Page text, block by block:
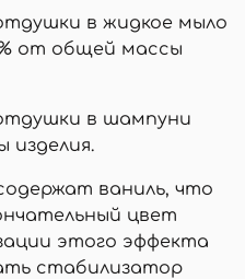
в жидкое мыло
от общей массы
в шампуни
изделия.
ваниль, что
цвет
этого эффекта
стабилизатор